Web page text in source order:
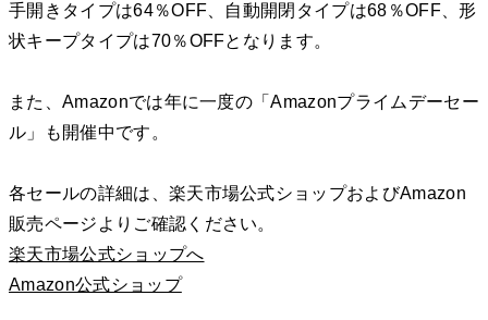
手開きタイプは64％OFF、自動開閉タイプは68％OFF、形
状キープタイプは70％OFFとなります。
また、Amazonでは年に一度の「Amazonプライムデーセー
ル」も開催中です。
各セールの詳細は、楽天市場公式ショップおよびAmazon
販売ページよりご確認ください。
楽天市場公式ショップへ
Amazon公式ショップ